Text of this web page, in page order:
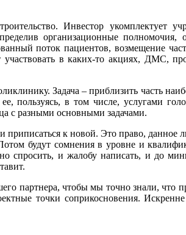
Инвестор укомплектует
организационные полномочия,
поток пациентов, возмещение
в каких-то акциях, ДМС,
Задача – приблизить часть
пользуясь, в том числе, услугами
с разными основными задачами.
к новой. Это право, данное
будут сомнения в уровне и
спросить, и жалобу написать, и до
партнера, чтобы мы точно знали, что
точки соприкосновения. Искренне